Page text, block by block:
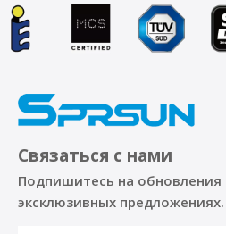
Связаться с нами
Подпишитесь на обновления
эксклюзивных предложениях.